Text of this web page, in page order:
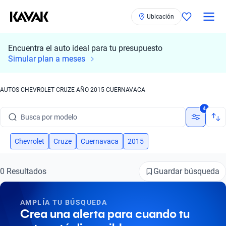
Ubicación
Encuentra el auto ideal para tu presupuesto
Simular plan a meses
AUTOS CHEVROLET CRUZE AÑO 2015 CUERNAVACA
Busca por modelo
Busca por versión
Busca por marca
Busca por modelo
4
Chevrolet Cruze Cuernavaca 2015
0 Resultados Guardar búsqueda
AMPLÍA TU BÚSQUEDA
Crea una alerta para cuando tu